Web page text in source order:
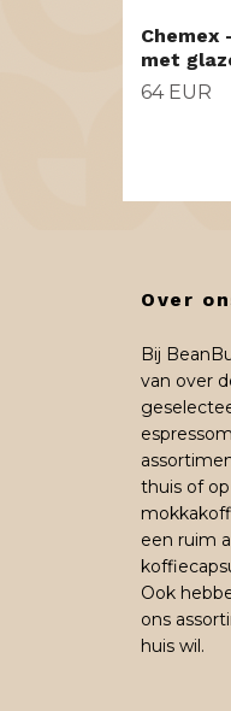
met
64 EUR
Over
Bij
van over
thuis of
een ruim
Ook
ons
huis wil.